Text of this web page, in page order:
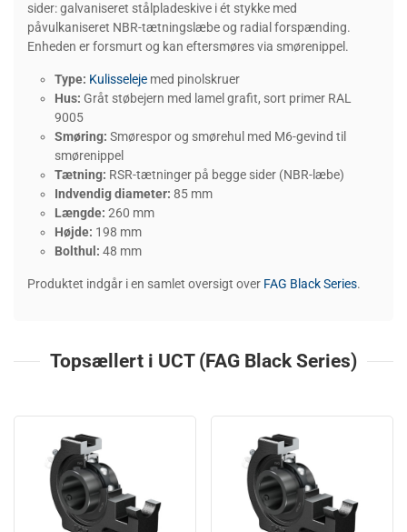
sider: galvaniseret stålpladeskive i ét stykke med
påvulkaniseret NBR-tætningslæbe og radial forspænding.
Enheden er forsmurt og kan eftersmøres via smørenippel.
Type: Kulisseleje med pinolskruer
Hus: Gråt støbejern med lamel grafit, sort primer RAL
9005
Smøring: Smørespor og smørehul med M6-gevind til
smørenippel
Tætning: RSR-tætninger på begge sider (NBR-læbe)
Indvendig diameter: 85 mm
Længde: 260 mm
Højde: 198 mm
Bolthul: 48 mm
Produktet indgår i en samlet oversigt over FAG Black Series.
Topsællert i UCT (FAG Black Series)